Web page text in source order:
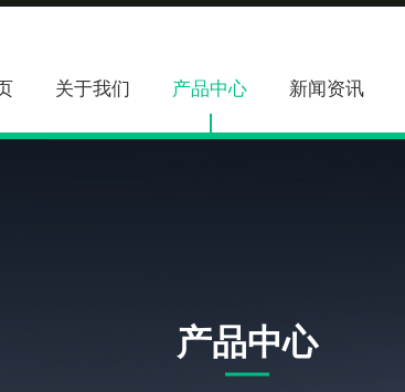
关于我们 产品中心 新闻资讯
产品中心